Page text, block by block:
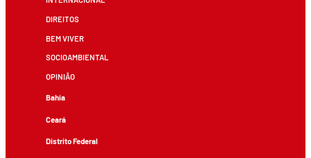
DIREITOS
BEM VIVER
SOCIOAMBIENTAL
OPINIÃO
Bahia
Ceará
Distrito Federal